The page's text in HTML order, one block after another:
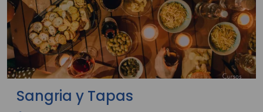
Sangria y Tapas